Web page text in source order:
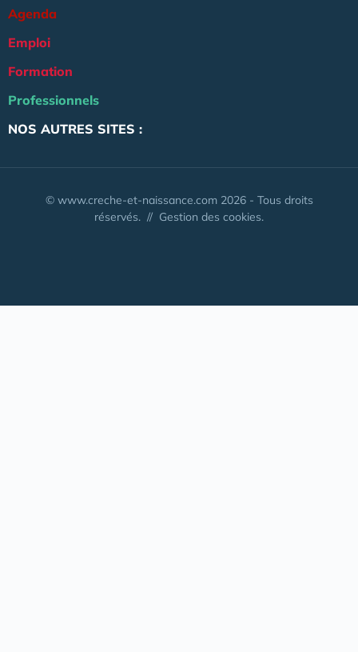
Agenda
Emploi
Formation
Professionnels
NOS AUTRES SITES :
© www.creche-et-naissance.com 2026 - Tous droits
réservés. // Gestion des cookies.